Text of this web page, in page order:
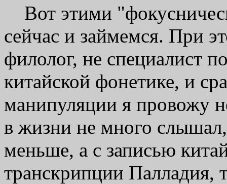
Вот этими
сейчас и займемся. При
филолог, не специалист
китайской фонетике, и
манипуляции я провожу
в жизни не много
меньше, а с записью
транскрипции Палладия,